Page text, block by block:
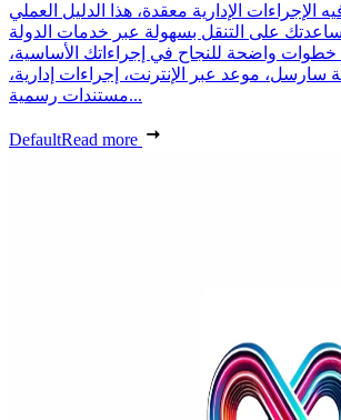
الإجراءات الإدارية معقدة، هذا الدليل العملي
على التنقل بسهولة عبر خدمات الدولة
خطوات واضحة للنجاح في إجراءاتك الأساسية،
موعد عبر الإنترنت، إجراءات إدارية،
مستندات رسمية...
DefaultRead more